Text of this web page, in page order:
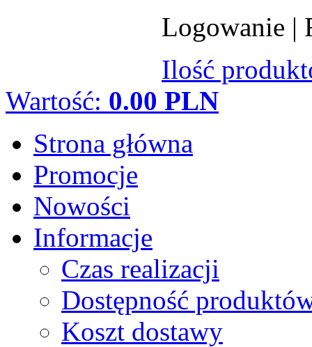
Logowanie |
Ilość
Wartość: 0.00 PLN
Strona główna
Promocje
Nowości
Informacje
Czas realizacji
Dostępność
Koszt dostawy